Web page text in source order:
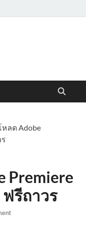
ลด Adobe
Premiere
ฟรีถาวร